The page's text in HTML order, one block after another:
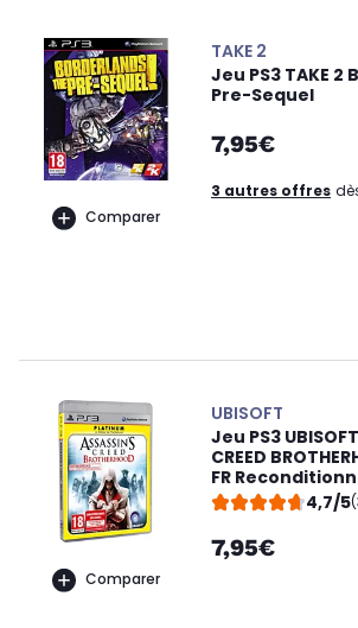
Comparer
TAKE 2
Jeu PS3 TAKE
Pre-Sequel
7,95€
3 autres offres
Comparer
UBISOFT
Jeu PS3
CREED
FR
4,7/5
7,95€